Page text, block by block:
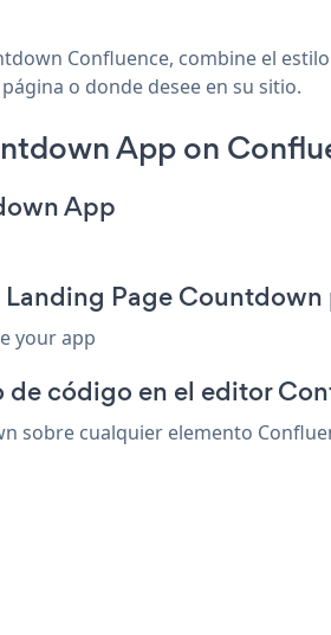
Confluence, combine el
o donde desee en su sitio.
App on
App
Page
your app
código en el editor
sobre cualquier elemento